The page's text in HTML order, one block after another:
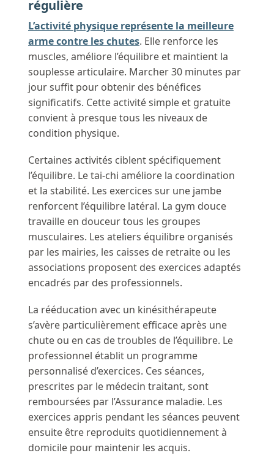
régulière
L’activité physique représente la meilleure
arme contre les chutes. Elle renforce les
muscles, améliore l’équilibre et maintient la
souplesse articulaire. Marcher 30 minutes par
jour suffit pour obtenir des bénéfices
significatifs. Cette activité simple et gratuite
convient à presque tous les niveaux de
condition physique.
Certaines activités ciblent spécifiquement
l’équilibre. Le tai-chi améliore la coordination
et la stabilité. Les exercices sur une jambe
renforcent l’équilibre latéral. La gym douce
travaille en douceur tous les groupes
musculaires. Les ateliers équilibre organisés
par les mairies, les caisses de retraite ou les
associations proposent des exercices adaptés
encadrés par des professionnels.
La rééducation avec un kinésithérapeute
s’avère particulièrement efficace après une
chute ou en cas de troubles de l’équilibre. Le
professionnel établit un programme
personnalisé d’exercices. Ces séances,
prescrites par le médecin traitant, sont
remboursées par l’Assurance maladie. Les
exercices appris pendant les séances peuvent
ensuite être reproduits quotidiennement à
domicile pour maintenir les acquis.